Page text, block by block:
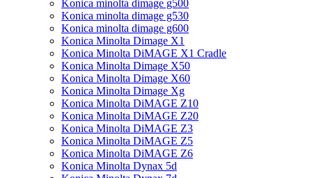
Konica minolta dimage g500
Konica minolta dimage g530
Konica minolta dimage g600
Konica Minolta Dimage X1
Konica Minolta DiMAGE X1 Cradle
Konica Minolta Dimage X50
Konica Minolta Dimage X60
Konica Minolta Dimage Xg
Konica Minolta DiMAGE Z10
Konica Minolta DiMAGE Z20
Konica Minolta DiMAGE Z3
Konica Minolta DiMAGE Z5
Konica Minolta DiMAGE Z6
Konica Minolta Dynax 5d